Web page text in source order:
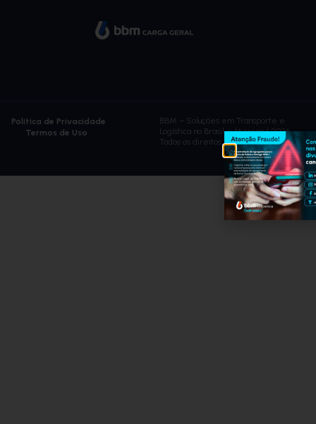
Política de Privacidade
Termos de Uso
BBM – Soluções em Transporte e
Logística no Brasil e Mercosul 2026 –
Todos os direitos reservados.